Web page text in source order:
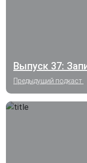
Выпуск 37:
Предыдущий подкаст